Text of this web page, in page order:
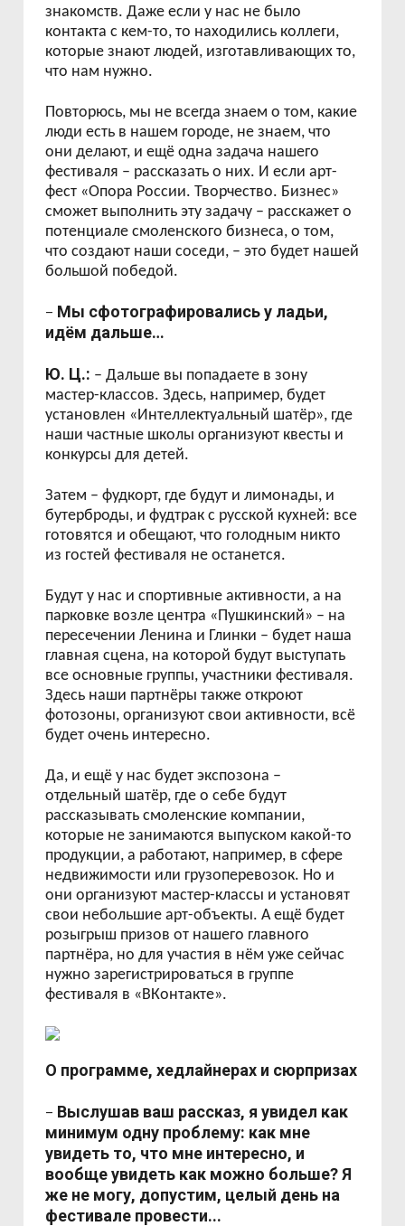
знакомств. Даже если у нас не было
контакта с кем-то, то находились коллеги,
которые знают людей, изготавливающих то,
что нам нужно.
Повторюсь, мы не всегда знаем о том, какие
люди есть в нашем городе, не знаем, что
они делают, и ещё одна задача нашего
фестиваля – рассказать о них. И если арт-
фест «Опора России. Творчество. Бизнес»
сможет выполнить эту задачу – расскажет о
потенциале смоленского бизнеса, о том,
что создают наши соседи, – это будет нашей
большой победой.
– Мы сфотографировались у ладьи,
идём дальше…
Ю. Ц.: – Дальше вы попадаете в зону
мастер-классов. Здесь, например, будет
установлен «Интеллектуальный шатёр», где
наши частные школы организуют квесты и
конкурсы для детей.
Затем – фудкорт, где будут и лимонады, и
бутерброды, и фудтрак с русской кухней: все
готовятся и обещают, что голодным никто
из гостей фестиваля не останется.
Будут у нас и спортивные активности, а на
парковке возле центра «Пушкинский» – на
пересечении Ленина и Глинки – будет наша
главная сцена, на которой будут выступать
все основные группы, участники фестиваля.
Здесь наши партнёры также откроют
фотозоны, организуют свои активности, всё
будет очень интересно.
Да, и ещё у нас будет экспозона –
отдельный шатёр, где о себе будут
рассказывать смоленские компании,
которые не занимаются выпуском какой-то
продукции, а работают, например, в сфере
недвижимости или грузоперевозок. Но и
они организуют мастер-классы и установят
свои небольшие арт-объекты. А ещё будет
розыгрыш призов от нашего главного
партнёра, но для участия в нём уже сейчас
нужно зарегистрироваться в группе
фестиваля в «ВКонтакте».
О программе, хедлайнерах и сюрпризах
– Выслушав ваш рассказ, я увидел как
минимум одну проблему: как мне
увидеть то, что мне интересно, и
вообще увидеть как можно больше? Я
же не могу, допустим, целый день на
фестивале провести...